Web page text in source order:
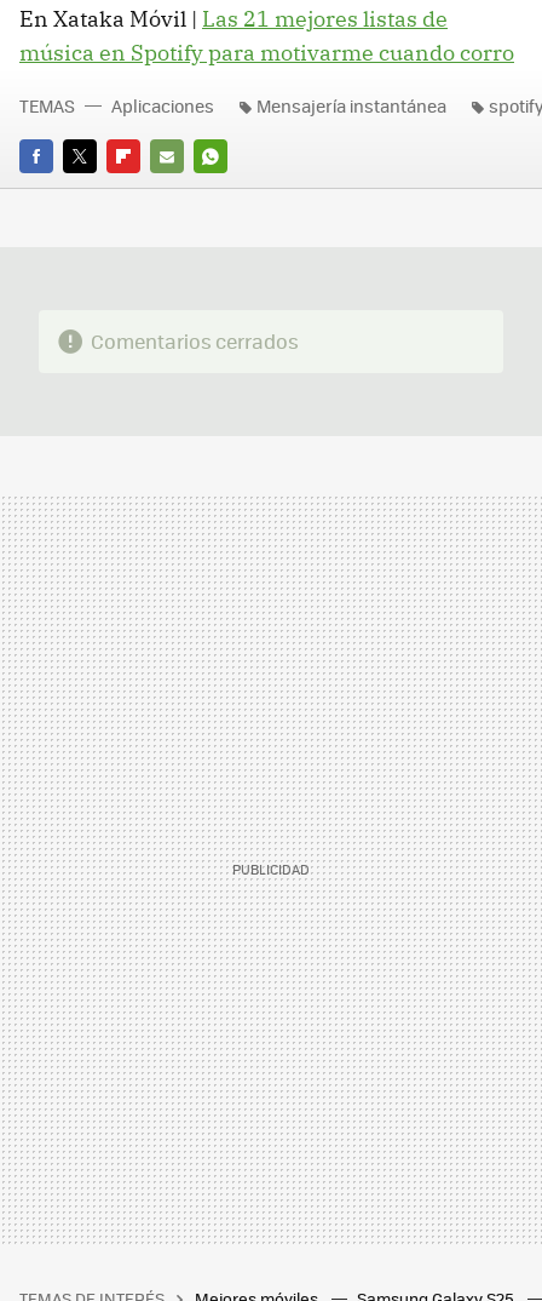
En Xataka Móvil | Las 21 mejores listas de
música en Spotify para motivarme cuando corro
FACEBOOK
TWITTERFLIPBOARD
E-
WHATSAPP
TEMAS Aplicaciones Mensajería instantánea
Comentarios cerrados